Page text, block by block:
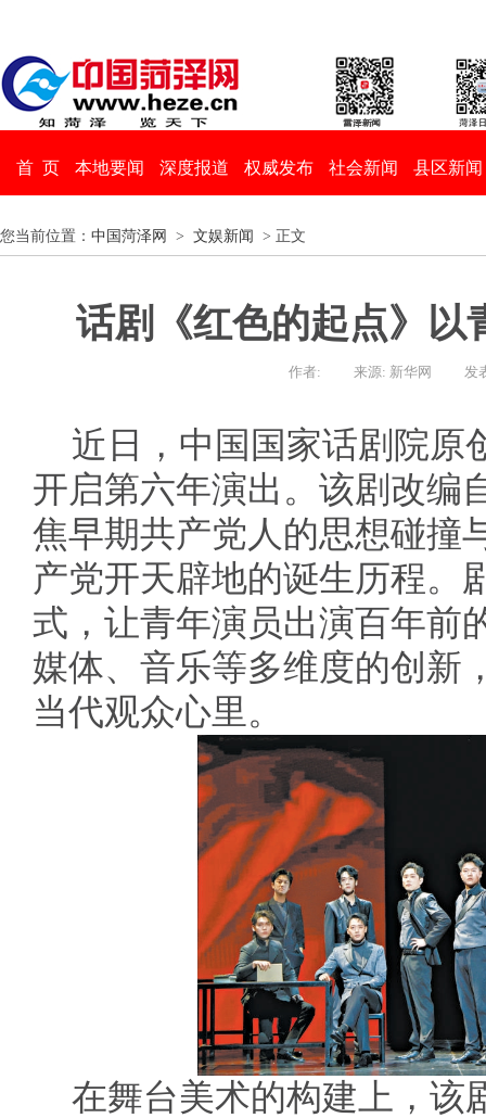
首 页 本地要闻 深度报道 权威发布 社会新闻 县区新闻
您当前位置： 中国菏泽网 > 文娱新闻 > 正文
话剧《红色的起点》以
作者: 来源: 新华网 发
近日，中国国家话剧院原
开启第六年演出。该剧改编
焦早期共产党人的思想碰撞
产党开天辟地的诞生历程。
式，让青年演员出演百年前
媒体、音乐等多维度的创新
当代观众心里。
在舞台美术的构建上，该